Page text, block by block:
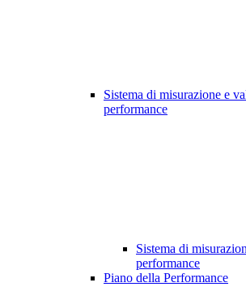
Sistema di misurazione e
performance
Sistema di
performance
Piano della Performance